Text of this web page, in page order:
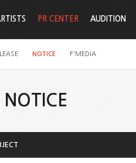
PR CENTER
NOTICE F'MEDIA
AUDITION
NOTICE